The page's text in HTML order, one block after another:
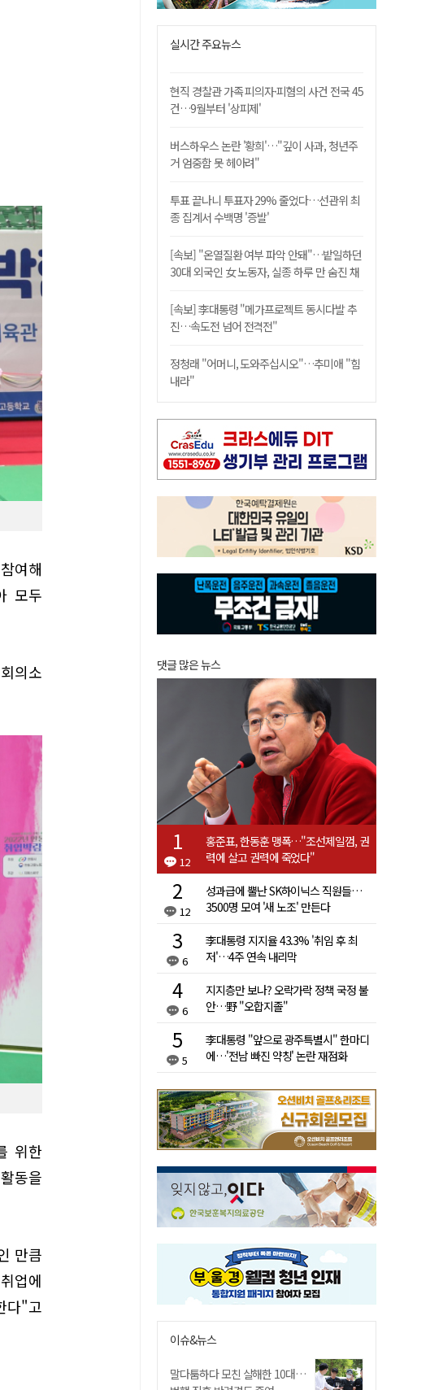
여해
모두
의소
위한
동을
만큼
업에
다"고
실시간 주요뉴스
현직 경찰관 가족 피의자·피혐의 사건 전국 45
건…9월부터 '상피제'
버스하우스 논란 '황희'…"깊이 사과, 청년주
거 엄중함 못 헤아려"
투표 끝나니 투표자 29% 줄었다…선관위 최
종 집계서 수백명 '증발'
[속보] "온열질환 여부 파악 안돼"…밭일하던
30대 외국인 女 노동자, 실종 하루 만 숨진 채
[속보] 李대통령 "메가프로젝트 동시다발 추
진…속도전 넘어 전격전"
정청래 "어머니, 도와주십시오"…추미애 "힘
내라"
댓글 많은 뉴스
12
홍준표, 한동훈 맹폭…"조선제일껌, 권
력에 살고 권력에 죽었다"
12
성과급에 뿔난 SK하이닉스 직원들…
3500명 모여 '새 노조' 만든다
6
李대통령 지지율 43.3% '취임 후 최
저'…4주 연속 내리막
6
지지층만 보나? 오락가락 정책 국정 불
안…野 "오합지졸"
5
李대통령 "앞으로 광주특별시" 한마디
에…'전남 빠진 약칭' 논란 재점화
이슈&뉴스
말다툼하다 모친 살해한 10대…